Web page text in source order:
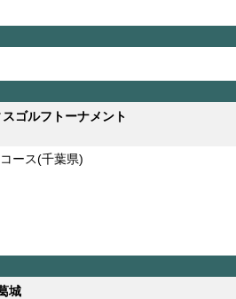
ゴルフトーナメント
ース(千葉県)
城